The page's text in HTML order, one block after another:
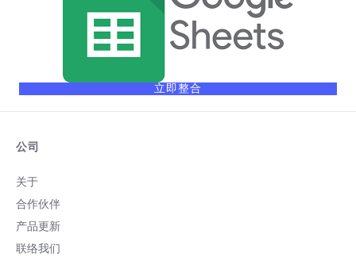
立即整合
公司
关于
合作伙伴
产品更新
联络我们